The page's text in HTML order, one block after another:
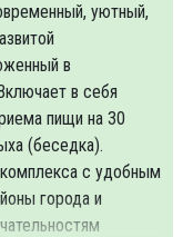
уютный,
в
в себя
пищи на 30
(беседка).
с удобным
города и